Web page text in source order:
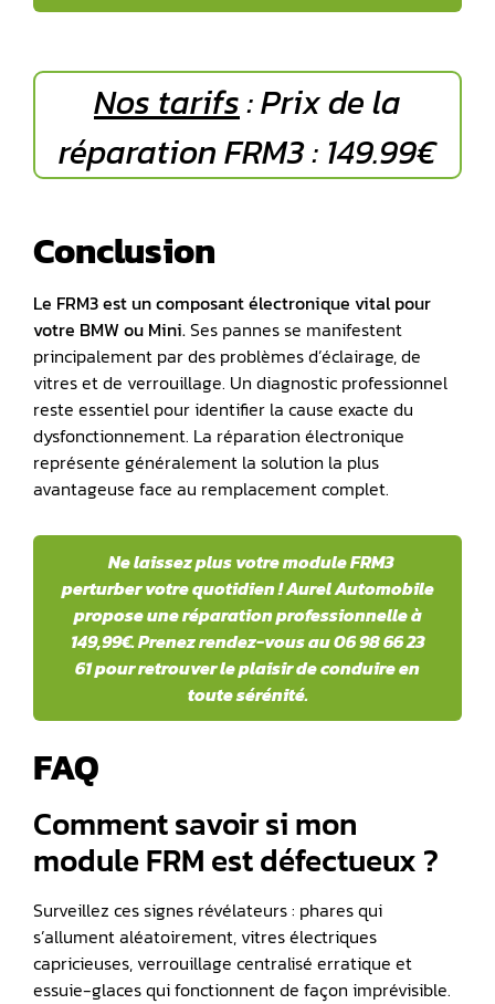
Nos tarifs: Prix de la
réparation FRM3 : 149.99€
Conclusion
Le FRM3 est un composant électronique vital pour
votre BMW ou Mini.Ses pannes se manifestent
principalement par des problèmes d’éclairage, de
vitres et de verrouillage. Un diagnostic professionnel
reste essentiel pour identifier la cause exacte du
dysfonctionnement. La réparation électronique
représente généralement la solution la plus
avantageuse face au remplacement complet.
Ne laissez plus votre module FRM3
perturber votre quotidien ! Aurel Automobile
propose une réparation professionnelle à
149,99€. Prenez rendez-vous au 06 98 66 23
61 pour retrouver le plaisir de conduire en
toute sérénité.
FAQ
Comment savoir si mon
module FRM est défectueux ?
Surveillez ces signes révélateurs : phares qui
s’allument aléatoirement, vitres électriques
capricieuses, verrouillage centralisé erratique et
essuie-glaces qui fonctionnent de façon imprévisible.